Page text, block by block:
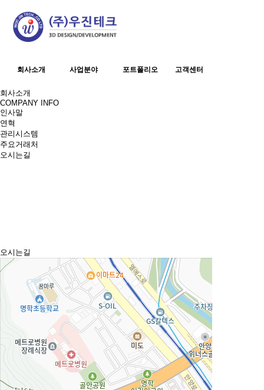
회사소개 사업분야 포트폴리오 고객센터
회사소개
COMPANY INFO
인사말
연혁
관리시스템
주요거래처
오시는길
오시는길